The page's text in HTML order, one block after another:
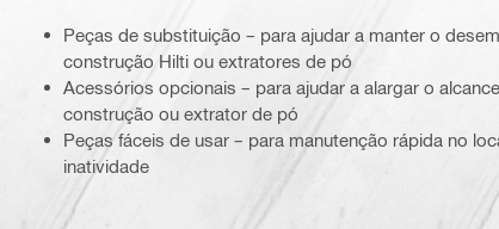
Peças de substituição – para ajudar a manter o
construção Hilti ou extratores de pó
Acessórios opcionais – para ajudar a alargar o
construção ou extrator de pó
Peças fáceis de usar – para manutenção rápida no
inatividade